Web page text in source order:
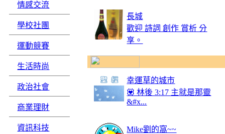
情感交流
學校社團
運動競賽
生活時尚
政治社會
商業理財
資訊科技
長城
歡迎 詩詞 創作 賞析 分
享。
幸運草的城市
💟 林後 3:17 主就是那靈
&#x...
Mike劉的窩~~